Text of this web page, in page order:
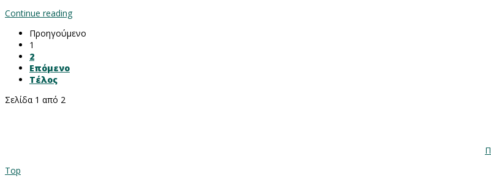
Continue reading
Προηγούμενο
1
2
Επόμενο
Τέλος
Σελίδα 1 από 2
Top